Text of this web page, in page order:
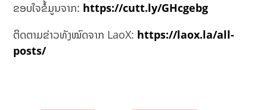
ຂອບໃຈຂໍ້ມູນຈາກ: https://cutt.ly/GHcgebg
ຕິດຕາມຂ່າວທັງໝົດຈາກ LaoX: https://laox.la/all-
posts/